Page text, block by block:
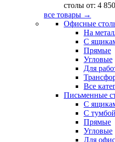
столы от: 4
все товары →
Офисные
На
С
Прямые
Угловые
Для
Все
Письменные
С
С тумбой
Прямые
Угловые
Для